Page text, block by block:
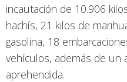
incautación de 10.906
hachís, 21 kilos de
gasolina, 18
vehículos, además de un
aprehendida.